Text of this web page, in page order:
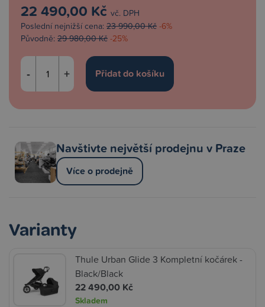
22 490,00 Kč vč. DPH
Poslední nejnižší cena: 23 990,00 Kč -6%
Původně: 29 980,00 Kč -25%
- +
Navštivte největší prodejnu v Praze
Více o prodejně
Varianty
Thule Urban Glide 3 Kompletní kočárek -
Black/Black
22 490,00 Kč
Skladem